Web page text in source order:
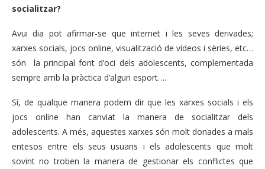
socialitzar?
Avui dia pot afirmar-se que internet i les seves derivades;
xarxes socials, jocs online, visualització de vídeos i sèries, etc…
són la principal font d’oci dels adolescents, complementada
sempre amb la pràctica d’algun esport….
Sí, de qualque manera podem dir que les xarxes socials i els
jocs online han canviat la manera de socialitzar dels
adolescents. A més, aquestes xarxes són molt donades a mals
entesos entre els seus usuaris i els adolescents que molt
sovint no troben la manera de gestionar els conflictes que